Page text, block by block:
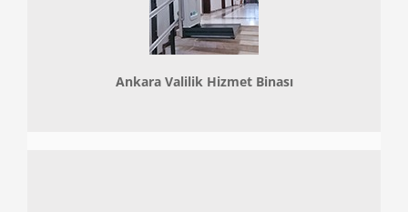
Ankara Valilik Hizmet Binası